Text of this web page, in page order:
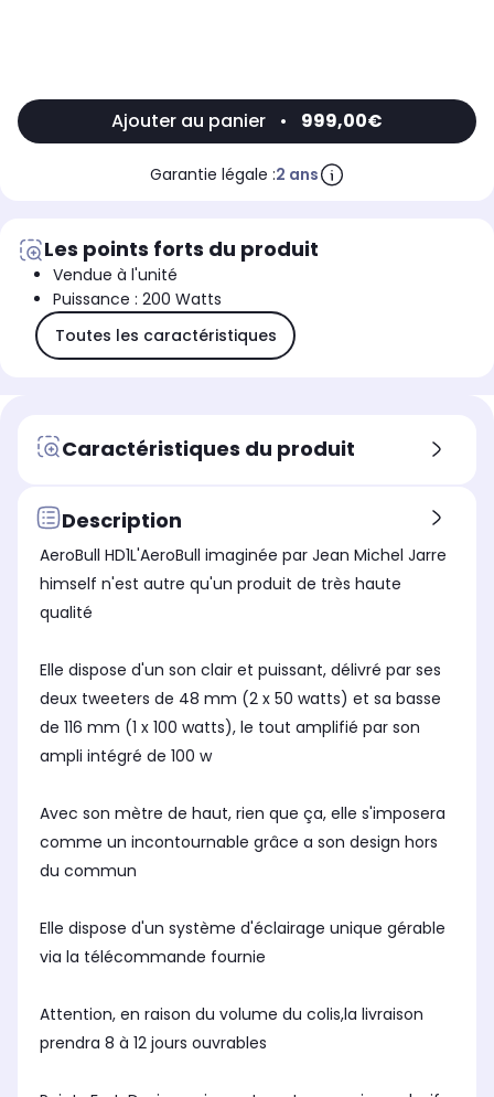
Ajouter au panier • 999,00€
Garantie légale :2 ans
Les points forts du produit
Vendue à l'unité
Puissance : 200 Watts
Toutes les caractéristiques
Caractéristiques du produit
Description
AeroBull HD1L'AeroBull imaginée par Jean Michel Jarre
himself n'est autre qu'un produit de très haute
qualité
Elle dispose d'un son clair et puissant, délivré par ses
deux tweeters de 48 mm (2 x 50 watts) et sa basse
de 116 mm (1 x 100 watts), le tout amplifié par son
ampli intégré de 100 w
Avec son mètre de haut, rien que ça, elle s'imposera
comme un incontournable grâce a son design hors
du commun
Elle dispose d'un système d'éclairage unique gérable
via la télécommande fournie
Attention, en raison du volume du colis,la livraison
prendra 8 à 12 jours ouvrables